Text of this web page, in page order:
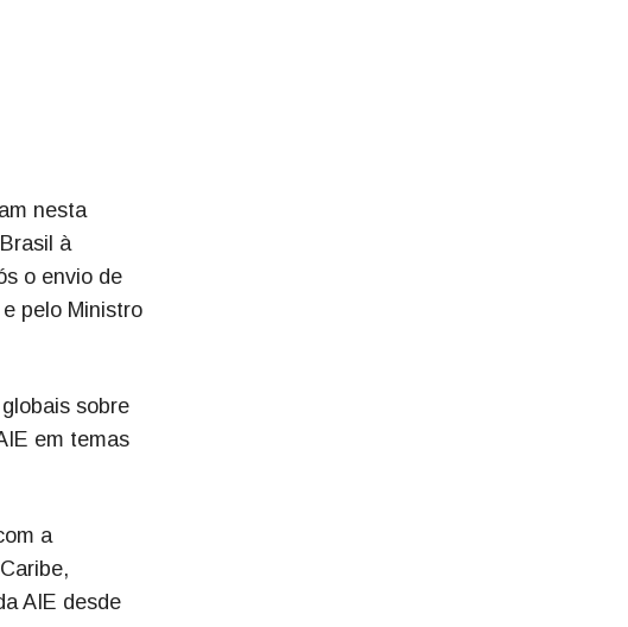
nesta
à
o envio de
pelo Ministro
sobre
em temas
a
AIE desde